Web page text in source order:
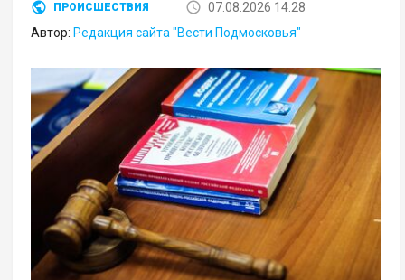
ПРОИСШЕСТВИЯ
07.08.2026 14:28
Автор: Редакция сайта "Вести Подмосковья"